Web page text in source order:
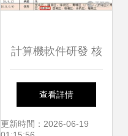
計算機軟件研發 核
心技術驅動下的產
業升級與評測保障
查看詳情
更新時間：2026-06-19